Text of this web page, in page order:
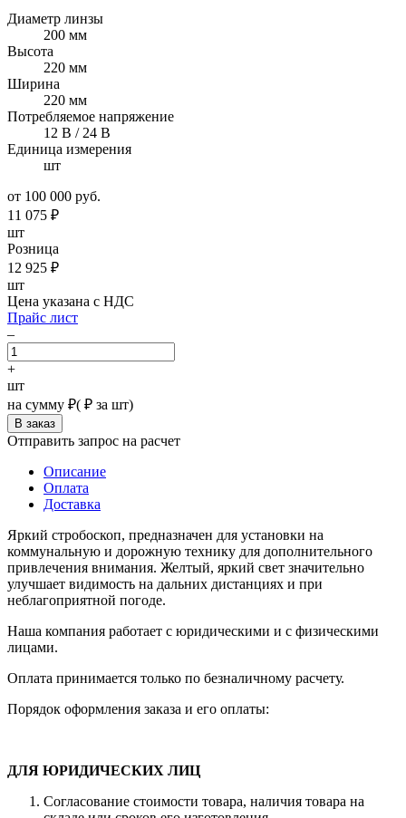
Диаметр линзы
200 мм
Высота
220 мм
Ширина
220 мм
Потребляемое напряжение
12 В / 24 В
Единица измерения
шт
от 100 000 руб.
11 075 ₽
шт
Розница
12 925 ₽
шт
Цена указана с НДС
Прайс лист
–
+
шт
на сумму ₽( ₽ за шт)
Отправить запрос на расчет
Описание
Оплата
Доставка
Яркий стробоскоп, предназначен для установки на
коммунальную и дорожную технику для дополнительного
привлечения внимания. Желтый, яркий свет значительно
улучшает видимость на дальних дистанциях и при
неблагоприятной погоде.
Наша компания работает с юридическими и с физическими
лицами.
Оплата принимается только по безналичному расчету.
Порядок оформления заказа и его оплаты:
ДЛЯ ЮРИДИЧЕСКИХ ЛИЦ
Согласование стоимости товара, наличия товара на